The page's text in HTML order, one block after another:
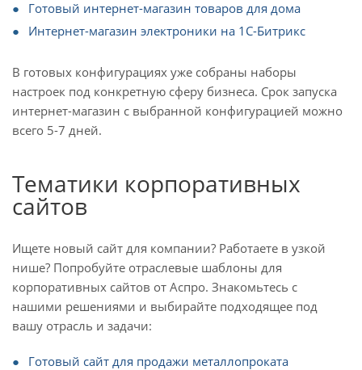
Готовый интернет-магазин товаров для дома
Интернет-магазин электроники на 1С-Битрикс
В готовых конфигурациях уже собраны наборы
настроек под конкретную сферу бизнеса. Срок запуска
интернет-магазин с выбранной конфигурацией можно
всего 5-7 дней.
Тематики корпоративных
сайтов
Ищете новый сайт для компании? Работаете в узкой
нише? Попробуйте отраслевые шаблоны для
корпоративных сайтов от Аспро. Знакомьтесь с
нашими решениями и выбирайте подходящее под
вашу отрасль и задачи:
Готовый сайт для продажи металлопроката